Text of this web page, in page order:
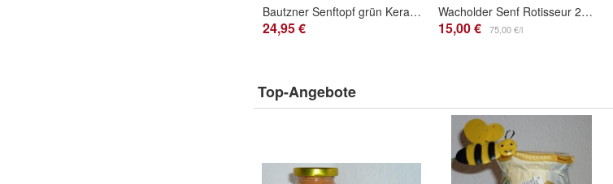
Bautzner Senftopf grün Keramik - incl. Bautzener Becher
24,95 €
Wacholder Senf Rotisseur 200ml - vegan
15,00 € 75,00 €/l
Top-Angebote